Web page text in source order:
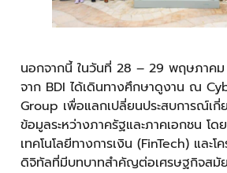
นอกจากนี้ ในวันที่ 28 – 29 พฤษภาค
จาก BDI ได้เดินทางศึกษาดูงาน ณ
Group เพื่อแลกเปลี่ยนประสบการณ์เกี่
ข้อมูลระหว่างภาครัฐและภาคเอกชน โด
เทคโนโลยีทางการเงิน (FinTech) และ
ดิจิทัลที่มีบทบาทสำคัญต่อเศรษฐกิจสมั